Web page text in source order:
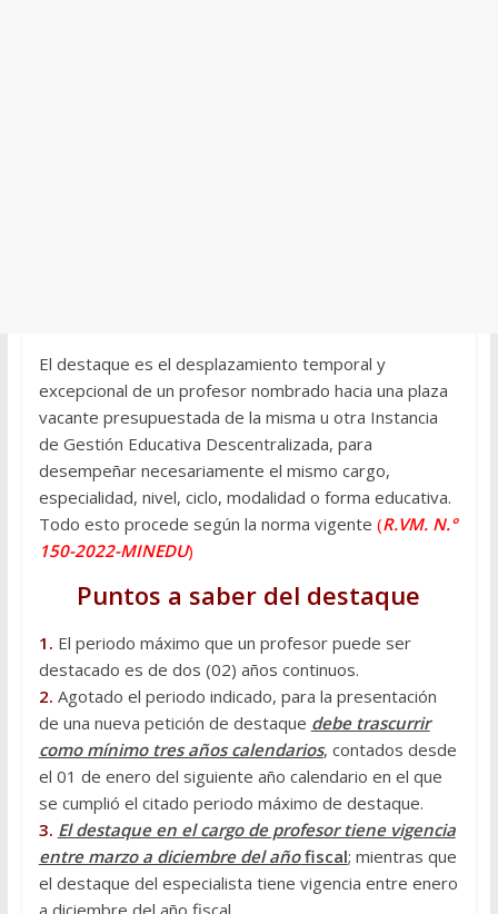
El destaque es el desplazamiento temporal y
excepcional de un profesor nombrado hacia una plaza
vacante presupuestada de la misma u otra Instancia
de Gestión Educativa Descentralizada, para
desempeñar necesariamente el mismo cargo,
especialidad, nivel, ciclo, modalidad o forma educativa.
Todo esto procede según la norma vigente (R.VM. N.°
150-2022-MINEDU)
Puntos a saber del destaque
1. El periodo máximo que un profesor puede ser
destacado es de dos (02) años continuos.
2. Agotado el periodo indicado, para la presentación
de una nueva petición de destaque debe trascurrir
como mínimo tres años calendarios, contados desde
el 01 de enero del siguiente año calendario en el que
se cumplió el citado periodo máximo de destaque.
3. El destaque en el cargo de profesor tiene vigencia
entre marzo a diciembre del añofiscal; mientras que
el destaque del especialista tiene vigencia entre enero